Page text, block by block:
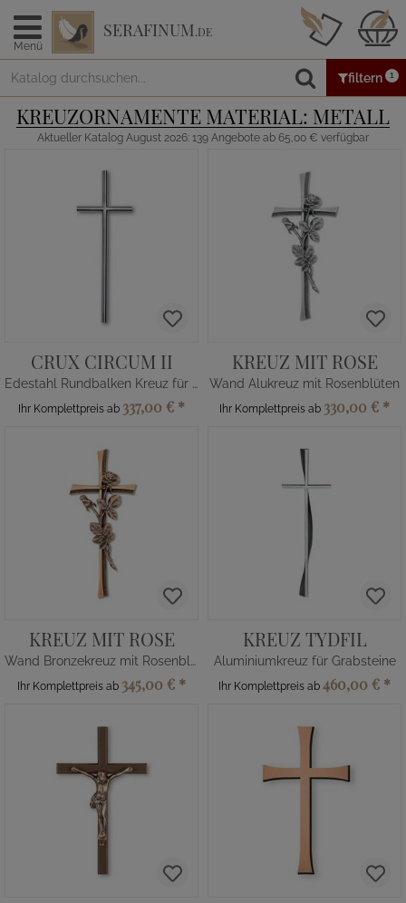
Menü
SERAFINUM.DE
filtern 1
KREUZORNAMENTE MATERIAL: METALL
Aktueller Katalog August 2026: 139 Angebote ab 65,00 € verfügbar
CRUX CIRCUM II
Edestahl Rundbalken Kreuz für Grab
Ihr Komplettpreis ab 337,00 € *
KREUZ MIT ROSE
Wand Alukreuz mit Rosenblüten
Ihr Komplettpreis ab 330,00 € *
KREUZ MIT ROSE
Wand Bronzekreuz mit Rosenblüte
Ihr Komplettpreis ab 345,00 € *
KREUZ TYDFIL
Aluminiumkreuz für Grabsteine
Ihr Komplettpreis ab 460,00 € *